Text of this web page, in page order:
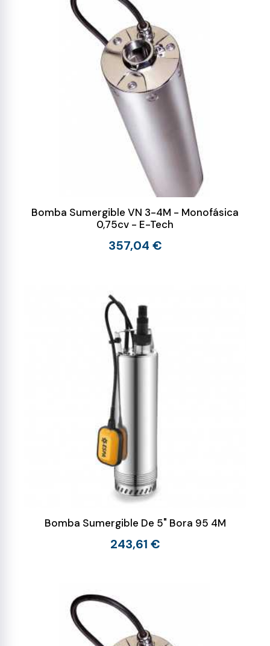
Bomba Sumergible VN 3-4M - Monofásica
0,75cv - E-Tech
357,04 €
Bomba Sumergible De 5" Bora 95 4M
243,61 €